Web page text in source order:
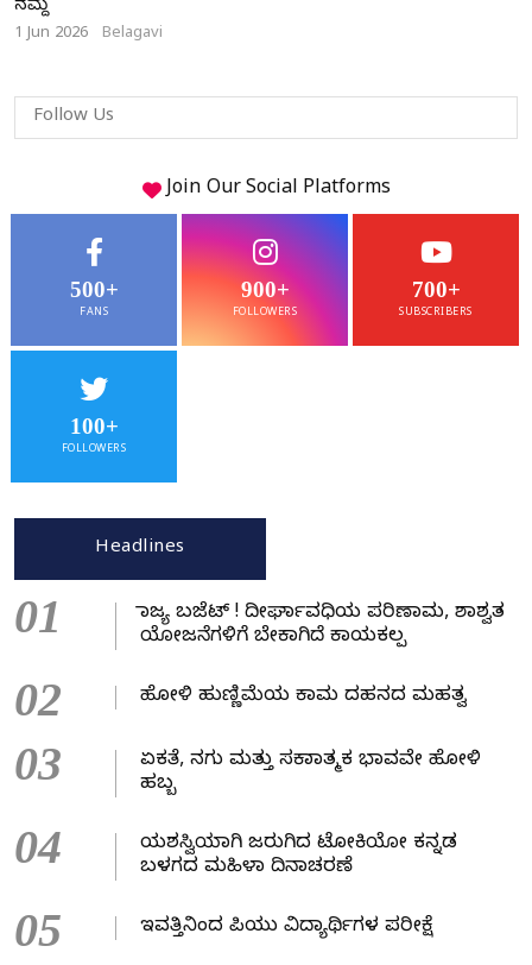
ನಮ್ದೆ
1 Jun 2026 Belagavi
Follow Us
Join Our Social Platforms
500+
FANS
900+
FOLLOWERS
700+
SUBSCRIBERS
100+
FOLLOWERS
Headlines
01
ರಾಜ್ಯ ಬಜೆಟ್ ! ದೀರ್ಘಾವಧಿಯ ಪರಿಣಾಮ, ಶಾಶ್ವತ
ಯೋಜನೆಗಳಿಗೆ ಬೇಕಾಗಿದೆ ಕಾಯಕಲ್ಪ
02 ಹೋಳಿ ಹುಣ್ಣಿಮೆಯ ಕಾಮ ದಹನದ ಮಹತ್ವ
03
ಏಕತೆ, ನಗು ಮತ್ತು ಸಕಾರಾತ್ಮಕ ಭಾವವೇ ಹೋಳಿ
ಹಬ್ಬ
04
ಯಶಸ್ವಿಯಾಗಿ ಜರುಗಿದ ಟೋಕಿಯೋ ಕನ್ನಡ
ಬಳಗದ ಮಹಿಳಾ ದಿನಾಚರಣೆ
05 ಇವತ್ತಿನಿಂದ ಪಿಯು ವಿದ್ಯಾರ್ಥಿಗಳ ಪರೀಕ್ಷೆ